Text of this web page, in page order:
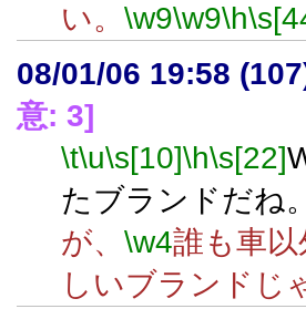
い。 \w9\w9\h
08/01/06 19:58
意: 3]
\t\u\s[10]\h\s[22]
たブランドだね
が、 \w4誰も車
しいブランドじ